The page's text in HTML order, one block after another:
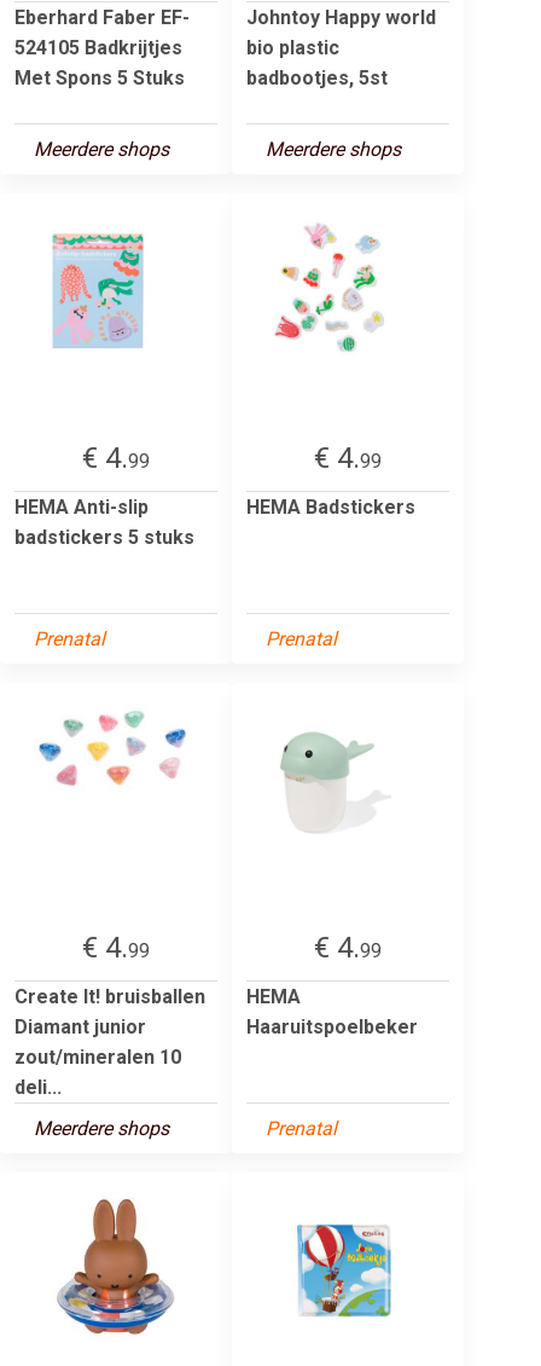
Eberhard Faber EF-
524105 Badkrijtjes
Met Spons 5 Stuks
Meerdere shops
Johntoy Happy world
bio plastic
badbootjes, 5st
Meerdere shops
€ 4.99
HEMA Anti-slip
badstickers 5 stuks
Prenatal
€ 4.99
HEMA Badstickers
Prenatal
€ 4.99
Create It! bruisballen
Diamant junior
zout/mineralen 10
deli...
Meerdere shops
€ 4.99
HEMA
Haaruitspoelbeker
Prenatal